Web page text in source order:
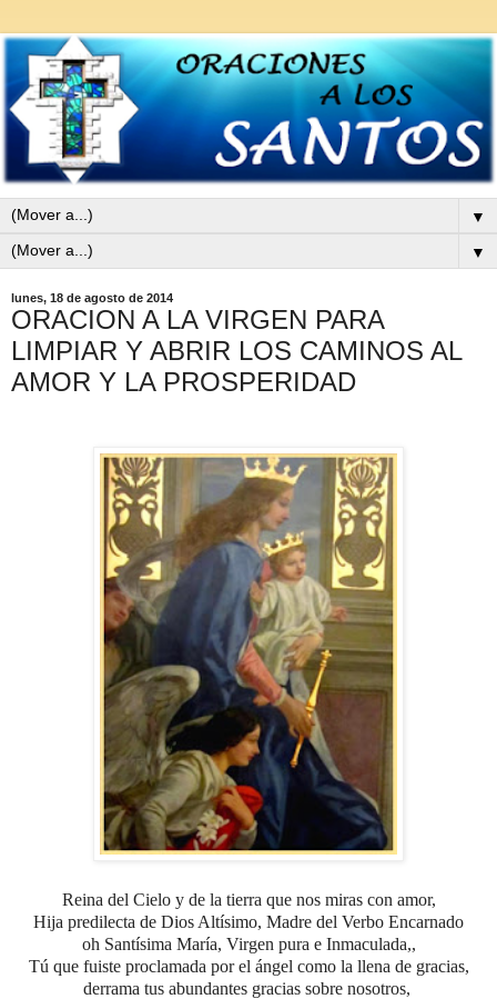
▼
▼
lunes, 18 de agosto de 2014
ORACION A LA VIRGEN PARA
LIMPIAR Y ABRIR LOS CAMINOS AL
AMOR Y LA PROSPERIDAD
Reina del Cielo y de la tierra que nos miras con amor,
Hija predilecta de Dios Altísimo, Madre del Verbo Encarnado
oh Santísima María, Virgen pura e Inmaculada,,
Tú que fuiste proclamada por el ángel como la llena de gracias,
derrama tus abundantes gracias sobre nosotros,